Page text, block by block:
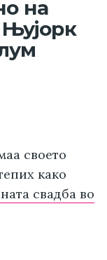
на
своето
како
свадба во